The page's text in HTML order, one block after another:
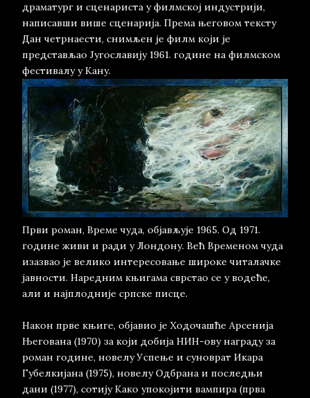
драматург и сценариста у филмској индустрији,
написавши више сценарија. Према његовом тексту
Дан четрнаести, снимљен је филм који је
представљао Југославију 1961. године на филмском
фестивалу у Кану.
Први роман, Време чуда, објављује 1965. Од 1971.
године живи и ради у Лондону. Већ Временом чуда
изазвао је велико интересовање широке читалачке
јавности. Наредним књигама сврстао се у водеће,
али и најплодније српске писце.
Након прве књиге, објавио је Ходочашће Арсенија
Његована (1970) за који добија НИН-ову награду за
роман године, новелу Успење и суноврат Икара
Губелкијана (1975), новелу Одбрана и последњи
дани (1977), сотију Како упокојити вампира (прва